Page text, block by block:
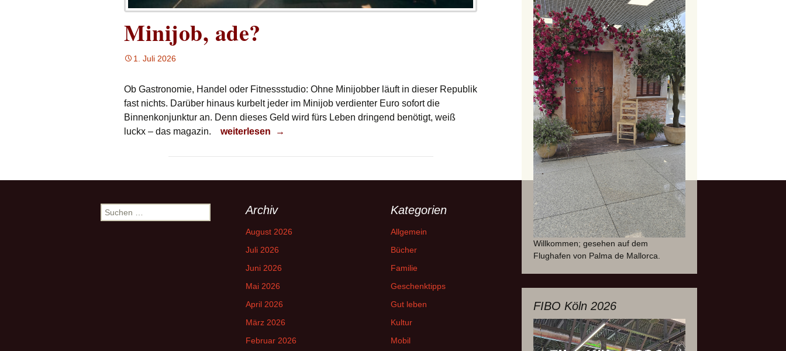
Minijob, ade?
1. Juli 2026
Ob Gastronomie, Handel oder Fitnessstudio: Ohne Minijobber läuft in dieser Republik
fast nichts. Darüber hinaus kurbelt jeder im Minijob verdienter Euro sofort die
Binnenkonjunktur an. Denn dieses Geld wird fürs Leben dringend benötigt, weiß
luckx – das magazin.
Minijob, ade?
weiterlesen →
Willkommen; gesehen auf dem
Flughafen von Palma de Mallorca.
FIBO Köln 2026
Video-
Player
Suchen
nach:
Archiv
August 2026
Juli 2026
Juni 2026
Mai 2026
April 2026
März 2026
Februar 2026
Kategorien
Allgemein
Bücher
Familie
Geschenktipps
Gut leben
Kultur
Mobil